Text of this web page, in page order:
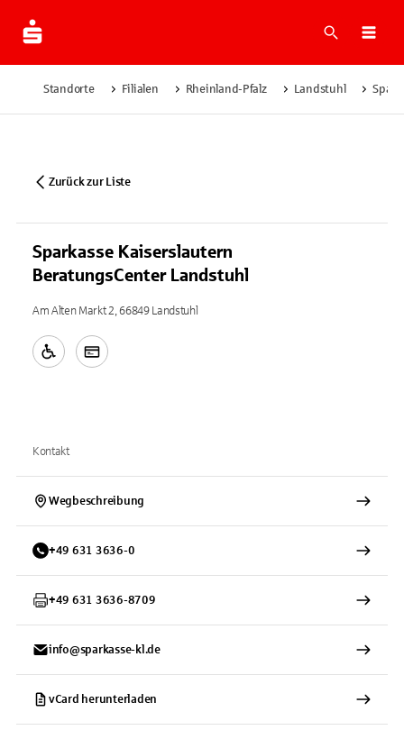
Suche
Standorte Filialen Rheinland-Pfalz Landstuhl
Zurück zur Liste
Sparkasse Kaiserslautern
BeratungsCenter Landstuhl
Am Alten Markt 2, 66849 Landstuhl
Kontakt
Wegbeschreibung
+49 631 3636-0
+49 631 3636-8709
info@sparkasse-kl.de
vCard herunterladen